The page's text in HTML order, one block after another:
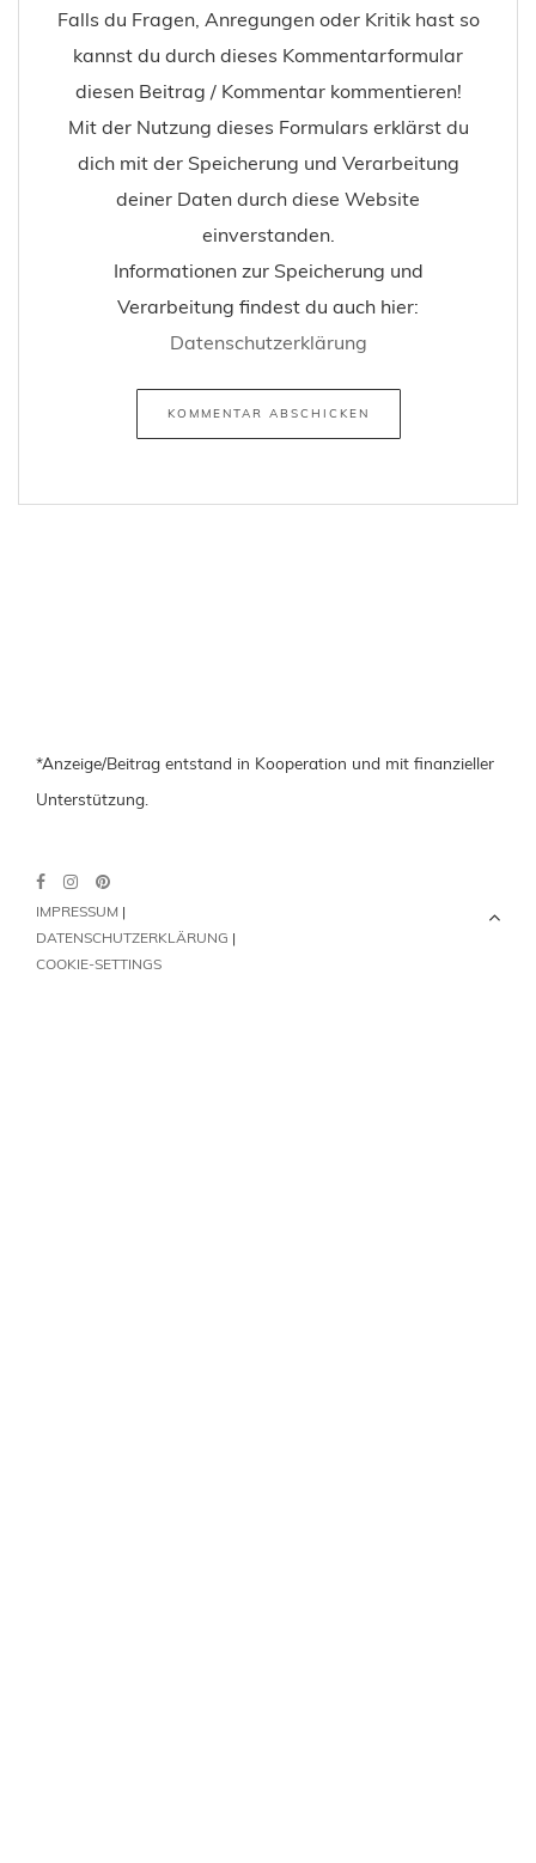
Falls du Fragen, Anregungen oder Kritik hast so
kannst du durch dieses Kommentarformular
diesen Beitrag / Kommentar kommentieren!
Mit der Nutzung dieses Formulars erklärst du
dich mit der Speicherung und Verarbeitung
deiner Daten durch diese Website
einverstanden.
Informationen zur Speicherung und
Verarbeitung findest du auch hier:
Datenschutzerklärung
*Anzeige/Beitrag entstand in Kooperation und mit finanzieller
Unterstützung.
IMPRESSUM |
DATENSCHUTZERKLÄRUNG |
COOKIE-SETTINGS